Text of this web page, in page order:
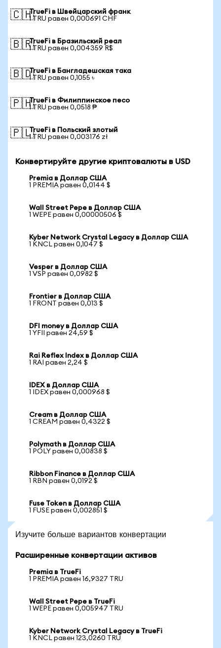
🇨🇭TrueFi в Швейцарский франк
1 TRU равен 0,000691 CHF
🇧🇷TrueFi в Бразильский реал
1 TRU равен 0,004359 R$
🇧🇩TrueFi в Бангладешская така
1 TRU равен 0,1055 ৳
🇵🇭TrueFi в Филиппинское песо
1 TRU равен 0,0518 ₱
🇵🇱TrueFi в Польский злотый
1 TRU равен 0,003176 zł
Конвертируйте другие криптовалюты в USD
Premia в Доллар США
1 PREMIA равен 0,0144 $
Wall Street Pepe в Доллар США
1 WEPE равен 0,00000506 $
Kyber Network Crystal Legacy в Доллар США
1 KNCL равен 0,1047 $
Vesper в Доллар США
1 VSP равен 0,0982 $
Frontier в Доллар США
1 FRONT равен 0,013 $
DFI money в Доллар США
1 YFII равен 24,59 $
Rai Reflex Index в Доллар США
1 RAI равен 2,24 $
IDEX в Доллар США
1 IDEX равен 0,000968 $
Cream в Доллар США
1 CREAM равен 0,4322 $
Polymath в Доллар США
1 POLY равен 0,00838 $
Ribbon Finance в Доллар США
1 RBN равен 0,0192 $
Fuse Token в Доллар США
1 FUSE равен 0,002851 $
Изучите больше вариантов конвертации
Расширенные конвертации активов
Premia в TrueFi
1 PREMIA равен 16,9327 TRU
Wall Street Pepe в TrueFi
1 WEPE равен 0,005947 TRU
Kyber Network Crystal Legacy в TrueFi
1 KNCL равен 123,0260 TRU